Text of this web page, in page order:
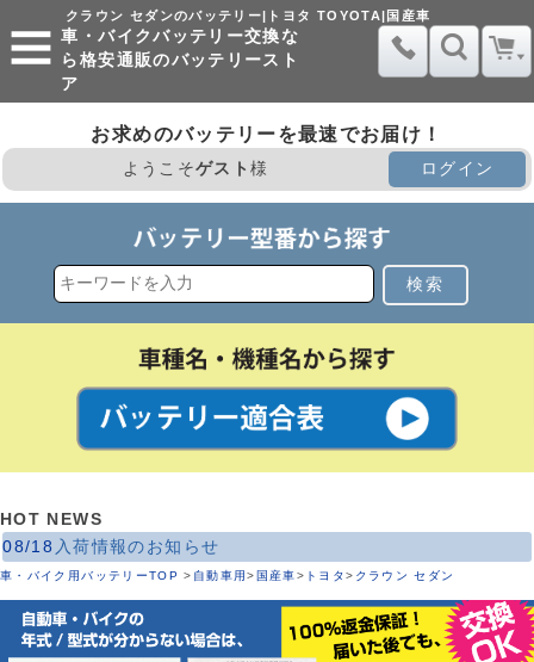
クラウン セダンのバッテリー|トヨタ TOYOTA|国産車
車・バイクバッテリー交換な
ら格安通販のバッテリースト
ア
お求めのバッテリーを最速でお届け！
ようこそゲスト様 ログイン
検索
HOT NEWS
08/18 入荷情報のお知らせ
車・バイク用バッテリーTOP > 自動車用> 国産車> トヨタ> クラウン セダン